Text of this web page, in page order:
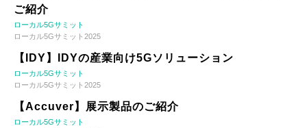
ご紹介
ローカル5Gサミット
ローカル5Gサミット2025
【IDY】IDYの産業向け5Gソリューション
ローカル5Gサミット
ローカル5Gサミット2025
【Accuver】展示製品のご紹介
ローカル5Gサミット